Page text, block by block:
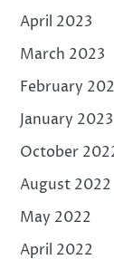
April 2023
March 2023
February
January 2023
October
August 2022
May 2022
April 2022